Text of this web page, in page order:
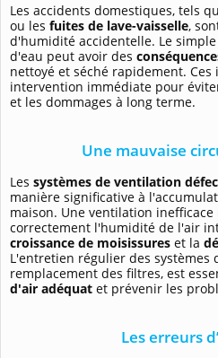
Les accidents domestiques, tels
ou les fuites de lave-vaisselle,
d'humidité accidentelle. Le
d'eau peut avoir des
nettoyé et séché rapidement.
intervention immédiate pour
et les dommages à long terme.
Une mauvaise
Les systèmes de ventilation
manière significative à
maison. Une ventilation
correctement l'humidité de l'air
croissance de moisissures et la
L'entretien régulier des systèmes
remplacement des filtres, est
d'air adéquat et prévenir les
Les erreurs